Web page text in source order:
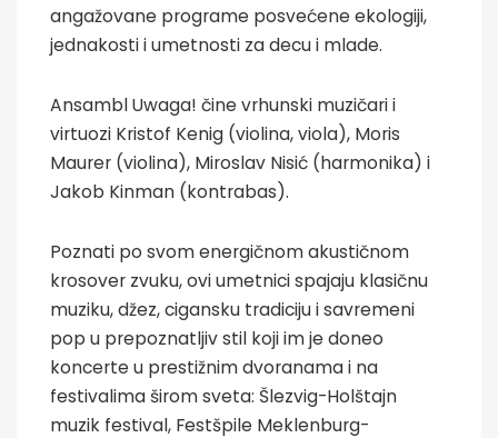
angažovane programe posvećene ekologiji,
jednakosti i umetnosti za decu i mlade.
Ansambl Uwaga! čine vrhunski muzičari i
virtuozi Kristof Kenig (violina, viola), Moris
Maurer (violina), Miroslav Nisić (harmonika) i
Jakob Kinman (kontrabas).
Poznati po svom energičnom akustičnom
krosover zvuku, ovi umetnici spajaju klasičnu
muziku, džez, cigansku tradiciju i savremeni
pop u prepoznatljiv stil koji im je doneo
koncerte u prestižnim dvoranama i na
festivalima širom sveta: Šlezvig-Holštajn
muzik festival, Festšpile Meklenburg-